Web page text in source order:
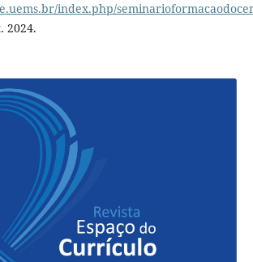
index.php/
2024.